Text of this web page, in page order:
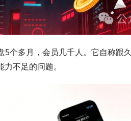
5个多月，会员几千人。它自称跟
不足的问题。